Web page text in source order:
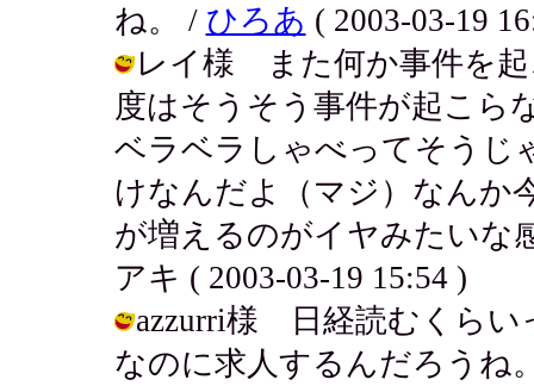
ね。 / ひろあ ( 2003-03-19
レイ様 また何か事件を起
度はそうそう事件が起こら
ベラベラしゃべってそうじ
けなんだよ（マジ）なんか
が増えるのがイヤみたいな
アキ ( 2003-03-19 15:54 )
azzurri様 日経読むくらい
なのに求人するんだろうね